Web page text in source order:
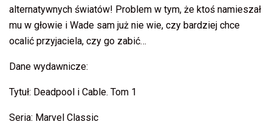
alternatywnych światów! Problem w tym, że ktoś namieszał
mu w głowie i Wade sam już nie wie, czy bardziej chce
ocalić przyjaciela, czy go zabić…
Dane wydawnicze:
Tytuł: Deadpool i Cable. Tom 1
Seria: Marvel Classic